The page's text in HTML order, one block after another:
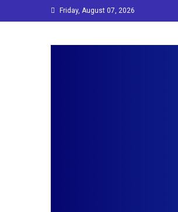
to
Friday, August 07, 2026